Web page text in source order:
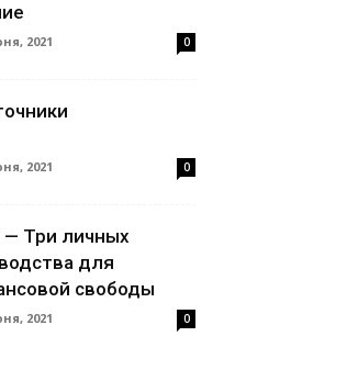
2021 0
2021 0
Три личных
для
свободы
2021 0